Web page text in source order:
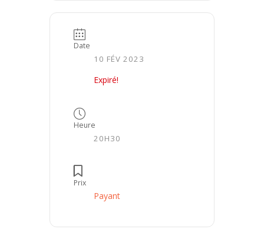
Date
10 FÉV 2023
Expiré!
Heure
20H30
Prix
Payant